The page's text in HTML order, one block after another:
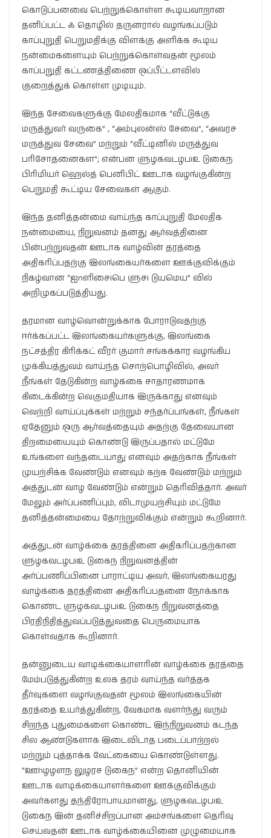
கொடுப்பனவை பெற்றுக்கொள்ள கூடியவாறான
தனிப்பட்ட ஃ தொழில் தருனரால் வழங்கப்படும்
காப்புறுதி பெறுமதிக்கு விளக்கு அளிக்க கூடிய
நன்மைகளையும் பெற்றுக்கொள்வதன் மூலம்
காப்பறுதி கட்டணத்திணை ஒப்பீட்டளவில்
குறைத்துக் கொள்ள முடியும்.
இந்த சேவைகளுக்கு மேலதிகமாக “வீட்டுக்கு
மருத்துவர் வருகை” , “அம்புலன்ஸ் சேவை”, “அவரச
மருத்துவ சேவை” மற்றும் “வீட்டினில் மருத்துவ
பரிசோதனைகள”; என்பன ளுழகவடழபiஉ டுகைந
பிரிமியர் ஹெல்த் பெனிபிட் ஊடாக வழங்குகின்ற
பெறுமதி கூட்டிய சேவைகள் ஆகும்.
இந்த தனித்தன்மை வாய்ந்த காப்புறுதி மேலதிக
நன்மையை, நிறுவனம் தனது ஆர்வத்தினை
பின்பற்றுவதன் ஊடாக வாழ்வின் தரத்தை
அதிகரிப்பதற்கு இலங்கையர்களை ஊக்குவிக்கும்
நிகழ்வான “ஐnளிசைiபெ ளுசi டுயமெய” வில்
அறிமுகப்படுத்தியது.
தரமான வாழ்வொன்றுக்காக போராடுவதற்கு
ஈர்க்கப்பட்ட இலங்கையர்களுக்கு, இலங்கை
நட்சத்திர கிரிக்கட் வீரர் குமார் சங்கக்கார வழங்கிய
முக்கியத்துவம் வாய்ந்த சொற்பொழிவில், அவர்
நீங்கள் தேடுகின்ற வாழ்க்கை சாதாரணமாக
கிடைக்கின்ற வெகுமதியாக இருக்காது எனவும்
வெற்றி வாய்ப்புக்கள் மற்றும் சந்தர்ப்பங்கள், நீங்கள்
ஏதேனும் ஒரு ஆர்வத்தையும் அதற்கு தேவையான
திறமையையும் கொண்டு இருப்பதால் மட்டுமே
உங்களை வந்தடையாது எனவும் அதற்காக நீங்கள்
முயற்சிக்க வேண்டும் எனவும் கற்க வேண்டும் மற்றும்
அத்துடன் வாழ வேண்டும் என்றும் தெரிவித்தார். அவர்
மேலும் அர்ப்பணிப்பும், விடாமுயற்சியும் மட்டுமே
தனித்தன்மையை தோற்றுவிக்கும் என்றும் கூறினார்.
அத்துடன் வாழ்க்கை தரத்தினை அதிகரிப்பதற்கான
ளுழகவடழபiஉ டுகைந நிறுவனத்தின்
அர்ப்பணிப்பினை பாராட்டிய அவர், இலங்கையரது
வாழ்க்கை தரத்தினை அதிகரிப்பதனை நோக்காக
கொண்ட ளுழகவடழபiஉ டுகைந நிறுவனத்தை
பிரதிநிதித்துவப்படுத்துவதை பெருமையாக
கொள்வதாக கூறினார்.
தன்னுடைய வாடிக்கையாளரின் வாழ்க்கை தரத்தை
மேம்படுத்துகின்ற உலக தரம் வாய்ந்த வர்த்தக
தீர்வுகளை வழங்குவதன் மூலம் இலங்கையின்
தரத்தை உயர்த்துகின்ற, வேகமாக வளர்ந்து வரும்
சிறந்த புதுமைகளை கொண்ட இந்நிறுவனம் கடந்த
சில ஆண்டுகளாக இடைவிடாத படைப்பாற்றல்
மற்றும் புத்தாக்க வேட்கையை கொண்டுள்ளது.
“ஊhழழளந லுழரச டுகைந” என்ற தொனியின்
ஊடாக வாடிக்கையாளர்களை ஊக்குவிக்கும்
அவர்களது தந்திரோபாயமானது, ளுழகவடழபiஉ
டுகைந இன் தனிச்சிறப்பான அம்சங்களை தெரிவு
செய்வதன் ஊடாக வாழ்க்கையினை முழுமையாக